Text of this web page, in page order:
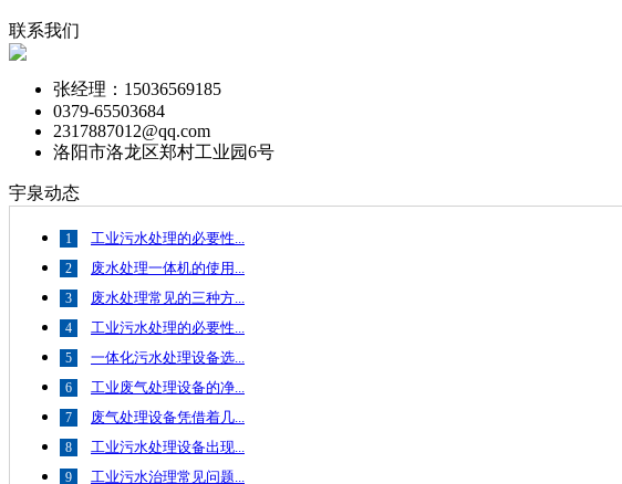
联系我们
张经理：15036569185
0379-65503684
2317887012@qq.com
洛阳市洛龙区郑村工业园6号
宇泉动态
1 工业污水处理的必要性...
2 废水处理一体机的使用...
3 废水处理常见的三种方...
4 工业污水处理的必要性...
5 一体化污水处理设备选...
6 工业废气处理设备的净...
7 废气处理设备凭借着几...
8 工业污水处理设备出现...
9 工业污水治理常见问题...